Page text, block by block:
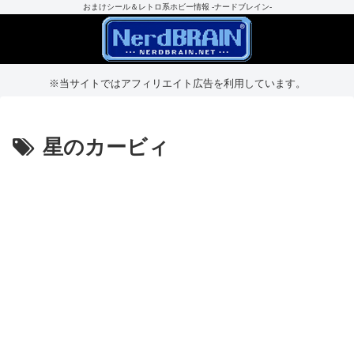
おまけシール＆レトロ系ホビー情報 -ナードブレイン-
※当サイトではアフィリエイト広告を利用しています。
星のカービィ